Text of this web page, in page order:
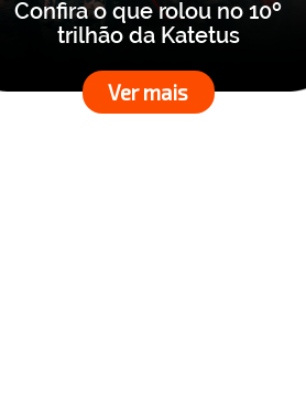
Confira o que rolou no 10º
trilhão da Katetus
Ver mais